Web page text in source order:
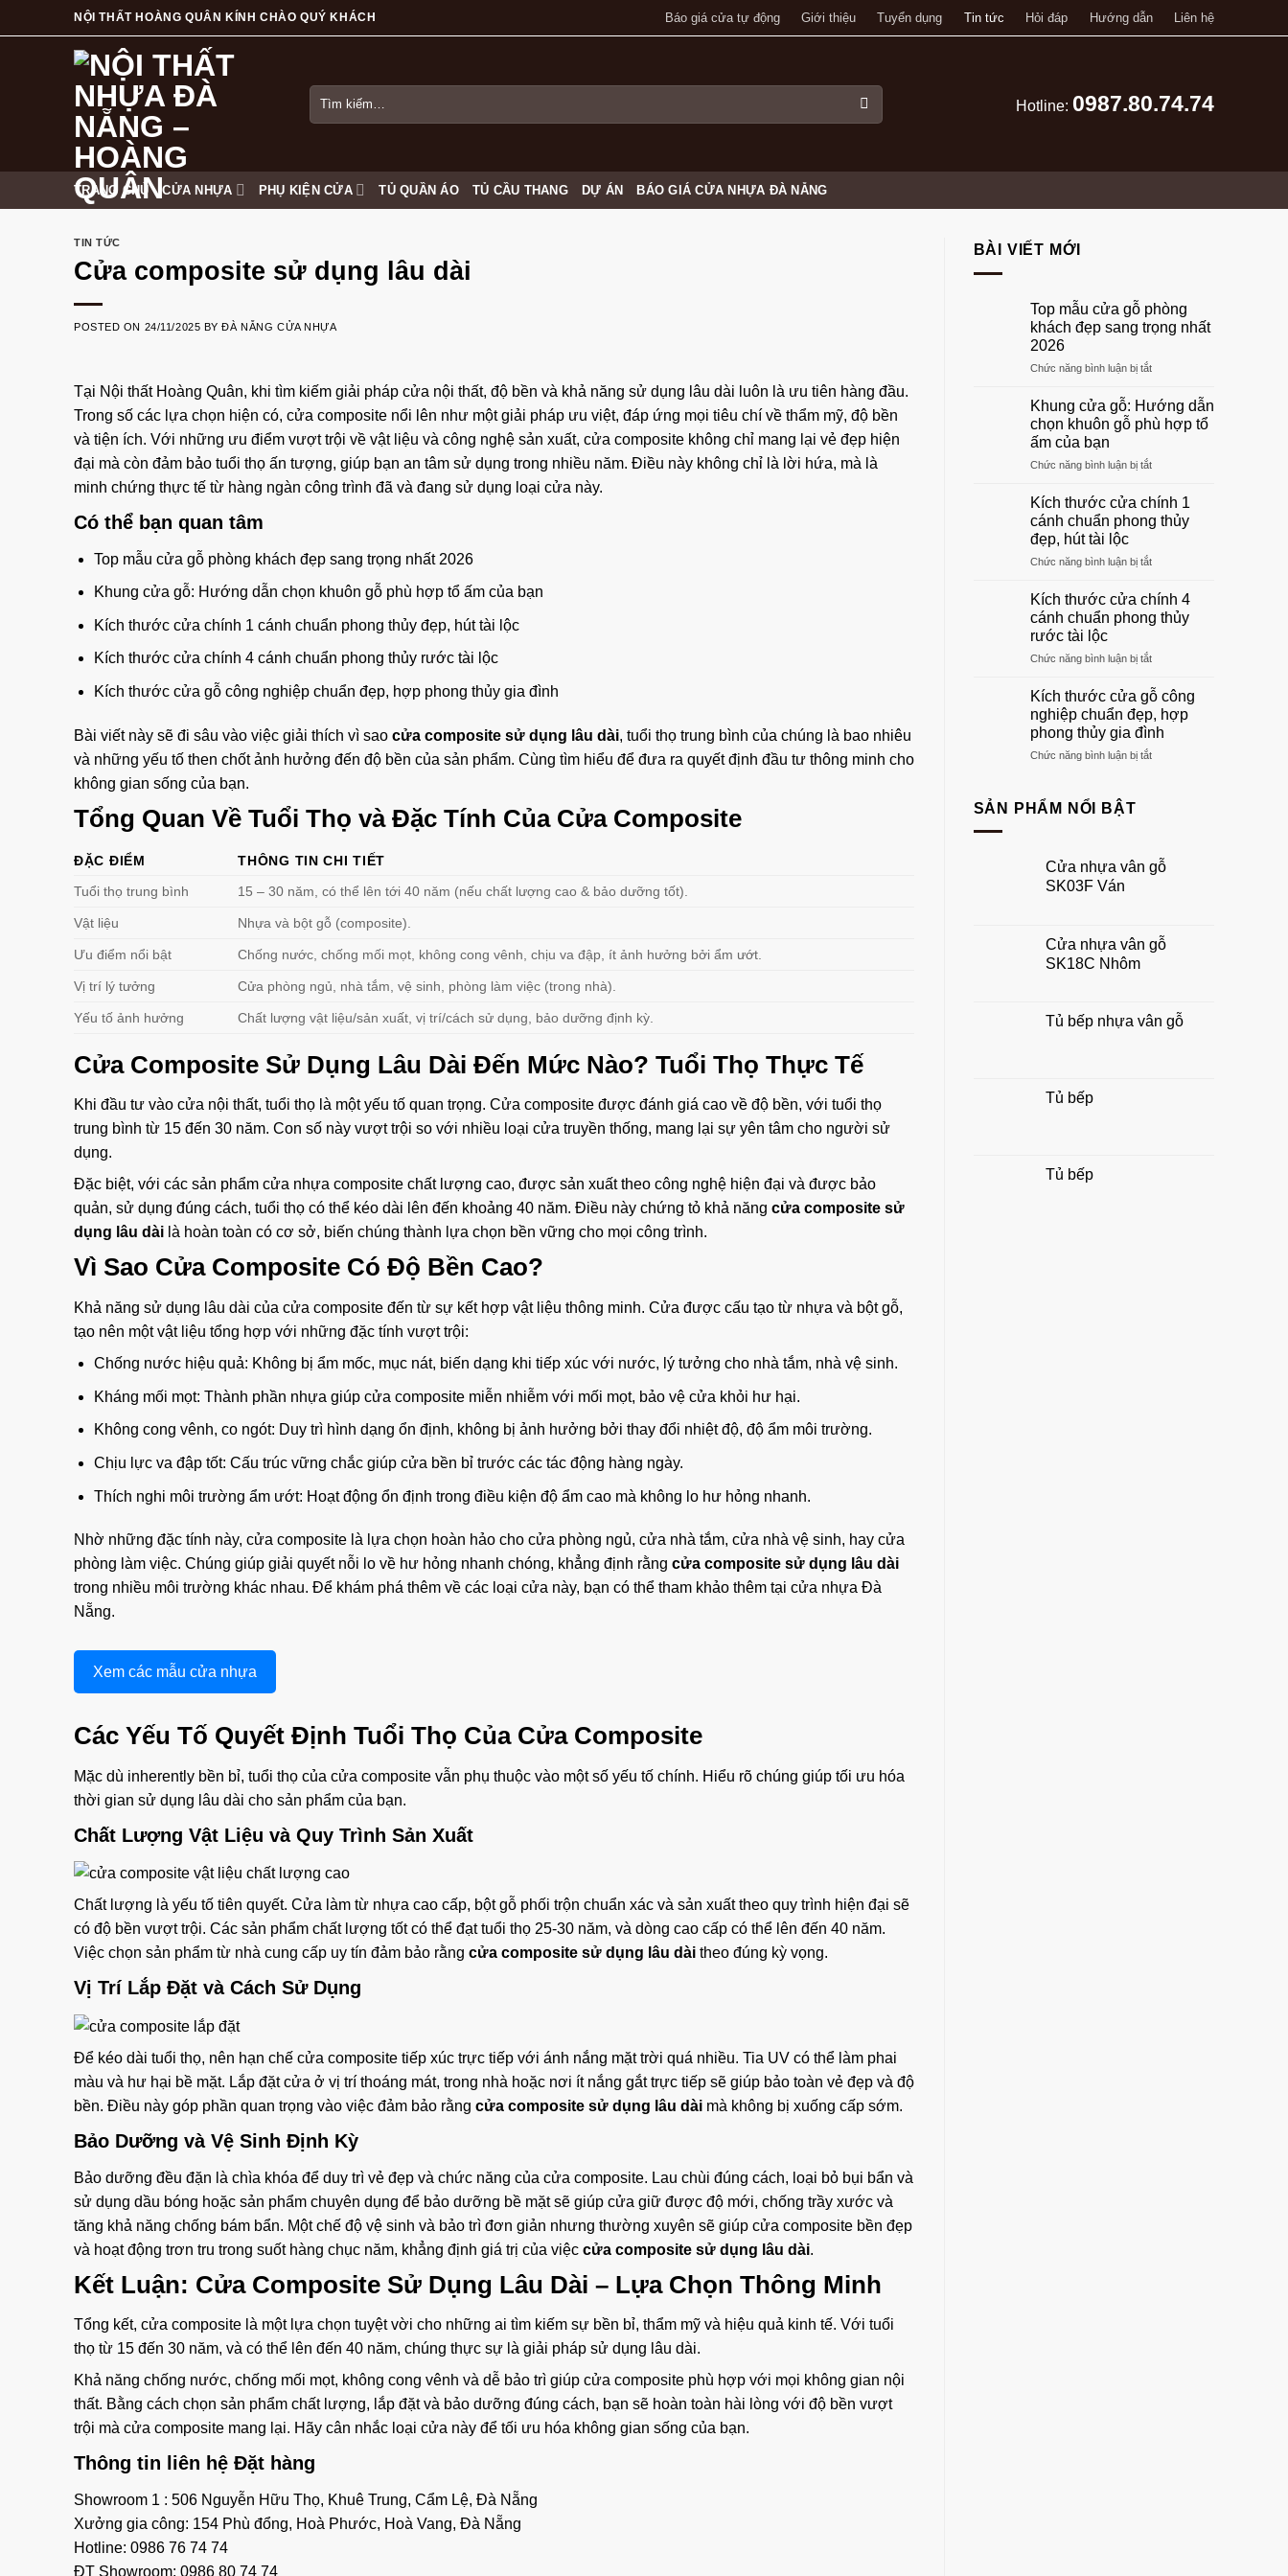
to
NỘI THẤT HOÀNG QUÂN KÍNH CHÀO QUÝ KHÁCH Báo giá cửa tự động Giới thiệu Tuyển dụng Tin tức Hỏi đáp Hướng dẫn Liên hệ
Tìm
kiếm:
Hotline: 0987.80.74.74
TRANG CHỦ CỬA NHỰA PHỤ KIỆN CỬA TỦ QUẦN ÁO TỦ CẦU THANG DỰ ÁN BÁO GIÁ CỬA NHỰA ĐÀ NẴNG
TIN TỨC
Cửa composite sử dụng lâu dài
POSTED ON 24/11/2025 BYĐÀ NẴNG CỬA NHỰA
Tại Nội thất Hoàng Quân, khi tìm kiếm giải pháp cửa nội thất, độ bền và khả năng sử dụng lâu dài luôn là ưu tiên hàng đầu.
Trong số các lựa chọn hiện có, cửa composite nổi lên như một giải pháp ưu việt, đáp ứng mọi tiêu chí về thẩm mỹ, độ bền
và tiện ích. Với những ưu điểm vượt trội về vật liệu và công nghệ sản xuất, cửa composite không chỉ mang lại vẻ đẹp hiện
đại mà còn đảm bảo tuổi thọ ấn tượng, giúp bạn an tâm sử dụng trong nhiều năm. Điều này không chỉ là lời hứa, mà là
minh chứng thực tế từ hàng ngàn công trình đã và đang sử dụng loại cửa này.
Có thể bạn quan tâm
Top mẫu cửa gỗ phòng khách đẹp sang trọng nhất 2026
Khung cửa gỗ: Hướng dẫn chọn khuôn gỗ phù hợp tổ ấm của bạn
Kích thước cửa chính 1 cánh chuẩn phong thủy đẹp, hút tài lộc
Kích thước cửa chính 4 cánh chuẩn phong thủy rước tài lộc
Kích thước cửa gỗ công nghiệp chuẩn đẹp, hợp phong thủy gia đình
Bài viết này sẽ đi sâu vào việc giải thích vì sao cửa composite sử dụng lâu dài, tuổi thọ trung bình của chúng là bao nhiêu
và những yếu tố then chốt ảnh hưởng đến độ bền của sản phẩm. Cùng tìm hiểu để đưa ra quyết định đầu tư thông minh cho
không gian sống của bạn.
Tổng Quan Về Tuổi Thọ và Đặc Tính Của Cửa Composite
ĐẶC ĐIỂM
THÔNG TIN CHI TIẾT
Tuổi thọ trung bình
15 – 30 năm, có thể lên tới 40 năm (nếu chất lượng cao & bảo dưỡng tốt).
Vật liệu Nhựa và bột gỗ (composite).
Ưu điểm nổi bật Chống nước, chống mối mọt, không cong vênh, chịu va đập, ít ảnh hưởng bởi ẩm ướt.
Vị trí lý tưởng Cửa phòng ngủ, nhà tắm, vệ sinh, phòng làm việc (trong nhà).
Yếu tố ảnh hưởng Chất lượng vật liệu/sản xuất, vị trí/cách sử dụng, bảo dưỡng định kỳ.
Cửa Composite Sử Dụng Lâu Dài Đến Mức Nào? Tuổi Thọ Thực Tế
Khi đầu tư vào cửa nội thất, tuổi thọ là một yếu tố quan trọng. Cửa composite được đánh giá cao về độ bền, với tuổi thọ
trung bình từ 15 đến 30 năm. Con số này vượt trội so với nhiều loại cửa truyền thống, mang lại sự yên tâm cho người sử
dụng.
Đặc biệt, với các sản phẩm cửa nhựa composite chất lượng cao, được sản xuất theo công nghệ hiện đại và được bảo
quản, sử dụng đúng cách, tuổi thọ có thể kéo dài lên đến khoảng 40 năm. Điều này chứng tỏ khả năng cửa composite sử
dụng lâu dài là hoàn toàn có cơ sở, biến chúng thành lựa chọn bền vững cho mọi công trình.
Vì Sao Cửa Composite Có Độ Bền Cao?
Khả năng sử dụng lâu dài của cửa composite đến từ sự kết hợp vật liệu thông minh. Cửa được cấu tạo từ nhựa và bột gỗ,
tạo nên một vật liệu tổng hợp với những đặc tính vượt trội:
Chống nước hiệu quả: Không bị ẩm mốc, mục nát, biến dạng khi tiếp xúc với nước, lý tưởng cho nhà tắm, nhà vệ sinh.
Kháng mối mọt: Thành phần nhựa giúp cửa composite miễn nhiễm với mối mọt, bảo vệ cửa khỏi hư hại.
Không cong vênh, co ngót: Duy trì hình dạng ổn định, không bị ảnh hưởng bởi thay đổi nhiệt độ, độ ẩm môi trường.
Chịu lực va đập tốt: Cấu trúc vững chắc giúp cửa bền bỉ trước các tác động hàng ngày.
Thích nghi môi trường ẩm ướt: Hoạt động ổn định trong điều kiện độ ẩm cao mà không lo hư hỏng nhanh.
Nhờ những đặc tính này, cửa composite là lựa chọn hoàn hảo cho cửa phòng ngủ, cửa nhà tắm, cửa nhà vệ sinh, hay cửa
phòng làm việc. Chúng giúp giải quyết nỗi lo về hư hỏng nhanh chóng, khẳng định rằng cửa composite sử dụng lâu dài
trong nhiều môi trường khác nhau. Để khám phá thêm về các loại cửa này, bạn có thể tham khảo thêm tại cửa nhựa Đà
Nẵng.
Xem các mẫu cửa nhựa
Các Yếu Tố Quyết Định Tuổi Thọ Của Cửa Composite
Mặc dù inherently bền bỉ, tuổi thọ của cửa composite vẫn phụ thuộc vào một số yếu tố chính. Hiểu rõ chúng giúp tối ưu hóa
thời gian sử dụng lâu dài cho sản phẩm của bạn.
Chất Lượng Vật Liệu và Quy Trình Sản Xuất
Chất lượng là yếu tố tiên quyết. Cửa làm từ nhựa cao cấp, bột gỗ phối trộn chuẩn xác và sản xuất theo quy trình hiện đại sẽ
có độ bền vượt trội. Các sản phẩm chất lượng tốt có thể đạt tuổi thọ 25-30 năm, và dòng cao cấp có thể lên đến 40 năm.
Việc chọn sản phẩm từ nhà cung cấp uy tín đảm bảo rằng cửa composite sử dụng lâu dài theo đúng kỳ vọng.
Vị Trí Lắp Đặt và Cách Sử Dụng
Để kéo dài tuổi thọ, nên hạn chế cửa composite tiếp xúc trực tiếp với ánh nắng mặt trời quá nhiều. Tia UV có thể làm phai
màu và hư hại bề mặt. Lắp đặt cửa ở vị trí thoáng mát, trong nhà hoặc nơi ít nắng gắt trực tiếp sẽ giúp bảo toàn vẻ đẹp và độ
bền. Điều này góp phần quan trọng vào việc đảm bảo rằng cửa composite sử dụng lâu dài mà không bị xuống cấp sớm.
Bảo Dưỡng và Vệ Sinh Định Kỳ
Bảo dưỡng đều đặn là chìa khóa để duy trì vẻ đẹp và chức năng của cửa composite. Lau chùi đúng cách, loại bỏ bụi bẩn và
sử dụng dầu bóng hoặc sản phẩm chuyên dụng để bảo dưỡng bề mặt sẽ giúp cửa giữ được độ mới, chống trầy xước và
tăng khả năng chống bám bẩn. Một chế độ vệ sinh và bảo trì đơn giản nhưng thường xuyên sẽ giúp cửa composite bền đẹp
và hoạt động trơn tru trong suốt hàng chục năm, khẳng định giá trị của việc cửa composite sử dụng lâu dài.
Kết Luận: Cửa Composite Sử Dụng Lâu Dài – Lựa Chọn Thông Minh
Tổng kết, cửa composite là một lựa chọn tuyệt vời cho những ai tìm kiếm sự bền bỉ, thẩm mỹ và hiệu quả kinh tế. Với tuổi
thọ từ 15 đến 30 năm, và có thể lên đến 40 năm, chúng thực sự là giải pháp sử dụng lâu dài.
Khả năng chống nước, chống mối mọt, không cong vênh và dễ bảo trì giúp cửa composite phù hợp với mọi không gian nội
thất. Bằng cách chọn sản phẩm chất lượng, lắp đặt và bảo dưỡng đúng cách, bạn sẽ hoàn toàn hài lòng với độ bền vượt
trội mà cửa composite mang lại. Hãy cân nhắc loại cửa này để tối ưu hóa không gian sống của bạn.
Thông tin liên hệ Đặt hàng
Showroom 1 : 506 Nguyễn Hữu Thọ, Khuê Trung, Cẩm Lệ, Đà Nẵng
Xưởng gia công: 154 Phù đổng, Hoà Phước, Hoà Vang, Đà Nẵng
Hotline: 0986 76 74 74
ĐT Showroom: 0986 80 74 74
BÀI VIẾT MỚI
Top mẫu cửa gỗ phòng
khách đẹp sang trọng nhất
2026
Chức năng bình luận bị tắtở
mẫu
cửa
gỗ
khách
sang
trọng
nhất
Khung cửa gỗ: Hướng dẫn
chọn khuôn gỗ phù hợp tổ
ấm của bạn
Chức năng bình luận bị tắtở
cửa
Hướng
chọn
gỗ
phù
hợp
ấm
bạn
Kích thước cửa chính 1
cánh chuẩn phong thủy
đẹp, hút tài lộc
Chức năng bình luận bị tắtở
thước
cửa
chính
cánh
phong
thủy
đẹp,
hút
tài
Kích thước cửa chính 4
cánh chuẩn phong thủy
rước tài lộc
Chức năng bình luận bị tắtở
thước
cửa
chính
4
cánh
Kích thước cửa gỗ công
nghiệp chuẩn đẹp, hợp
phong thủy gia đình
Chức năng bình luận bị tắtở
chuẩn
thủy
gia
SẢN PHẨM NỔI BẬT
Cửa nhựa vân gỗ
SK03F Ván
Cửa nhựa vân gỗ
SK18C Nhôm
Tủ bếp nhựa vân gỗ
Tủ bếp
Tủ bếp